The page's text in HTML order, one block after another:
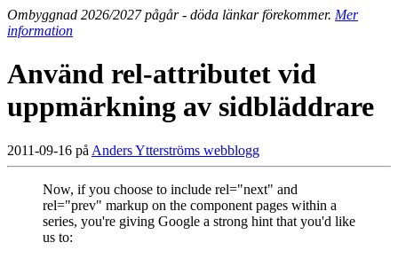
Ombyggnad 2026/2027 pågår - döda länkar förekommer. Mer
information
Använd rel-attributet vid
uppmärkning av sidbläddrare
2011-09-16 på Anders Ytterströms webblogg
Now, if you choose to include rel="next" and
rel="prev" markup on the component pages within a
series, you're giving Google a strong hint that you'd like
us to: